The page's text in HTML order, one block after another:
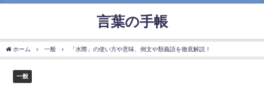
言葉の手帳
ホーム 一般 「水際」の使い方や意味、例文や類義語を徹底解説！
一般